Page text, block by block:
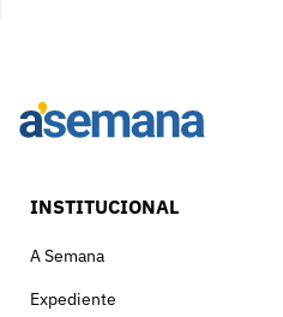
INSTITUCIONAL
A Semana
Expediente